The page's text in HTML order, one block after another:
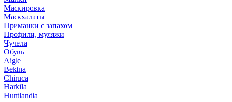
Маскировка
Маскхалаты
Приманки с запахом
Профили, муляжи
Чучела
Обувь
Aigle
Bekina
Chiruсa
Harkila
Huntlandia